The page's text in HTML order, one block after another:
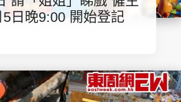
福利 8月5日晚9:00 開始登記